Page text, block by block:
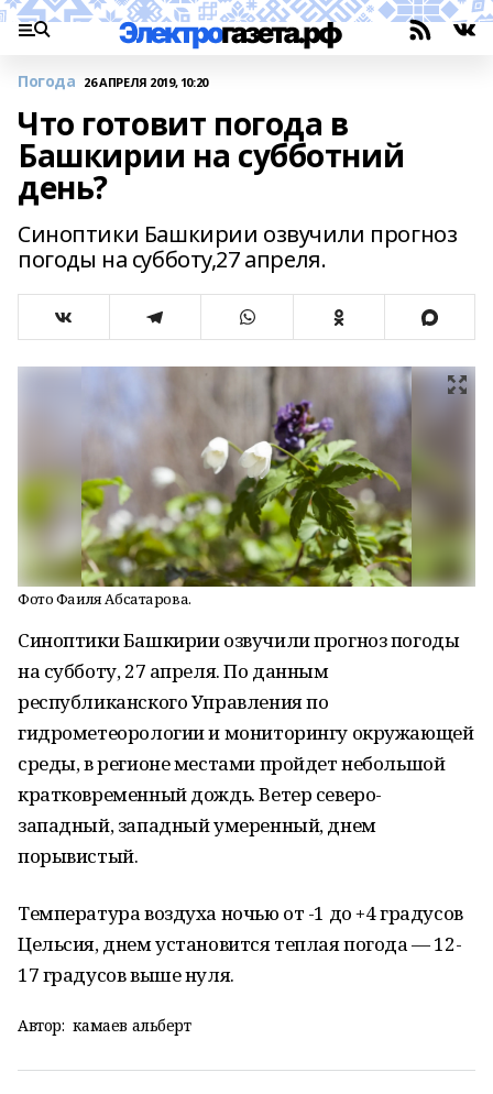
Погода 26 АПРЕЛЯ 2019, 10:20
Что готовит погода в
Башкирии на субботний
день?
Синоптики Башкирии озвучили прогноз
погоды на субботу,27 апреля.
Фото Фаиля Абсатарова.
Синоптики Башкирии озвучили прогноз погоды
на субботу, 27 апреля. По данным
республиканского Управления по
гидрометеорологии и мониторингу окружающей
среды, в регионе местами пройдет небольшой
кратковременный дождь. Ветер северо-
западный, западный умеренный, днем
порывистый.
Температура воздуха ночью от -1 до +4 градусов
Цельсия, днем установится теплая погода — 12-
17 градусов выше нуля.
Автор: камаев альберт